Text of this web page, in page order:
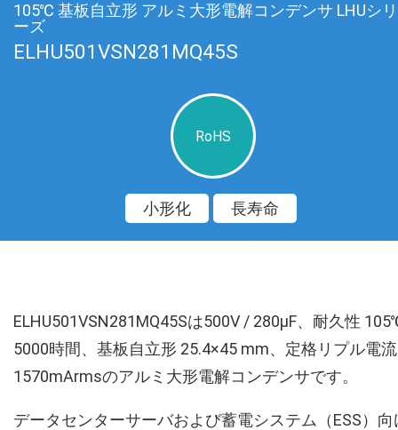
105℃ 基板自立形 アルミ大形電解コンデンサ LHUシリ
ーズ
ELHU501VSN281MQ45S
RoHS
小形化 長寿命
ELHU501VSN281MQ45Sは500V / 280µF、耐久性
5000時間、基板自立形 25.4×45 mm、定格リプル電流
1570mArmsのアルミ大形電解コンデンサです。
データセンターサーバおよび蓄電システム（ESS）向